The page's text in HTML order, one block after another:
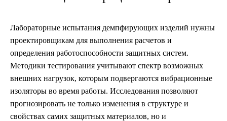
Лабораторные испытания демпфирующих изделий нужны
проектировщикам для выполнения расчетов и
определения работоспособности защитных систем.
Методики тестирования учитывают спектр возможных
внешних нагрузок, которым подвергаются вибрационные
изоляторы во время работы. Исследования позволяют
прогнозировать не только изменения в структуре и
свойствах самих защитных материалов, но и